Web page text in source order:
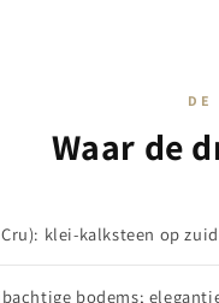
DE
Waar de
Cru): klei-kalksteen op
bodems;